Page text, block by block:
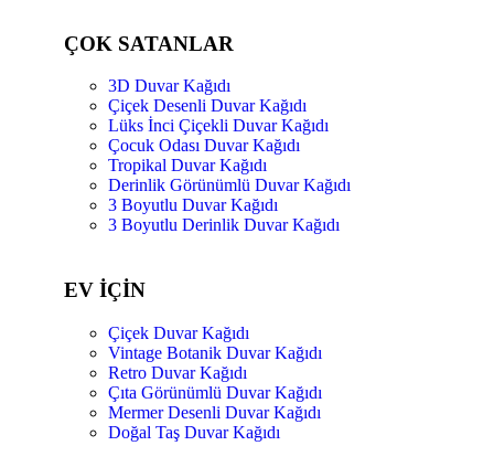
ÇOK SATANLAR
3D Duvar Kağıdı
Çiçek Desenli Duvar Kağıdı
Lüks İnci Çiçekli Duvar Kağıdı
Çocuk Odası Duvar Kağıdı
Tropikal Duvar Kağıdı
Derinlik Görünümlü Duvar Kağıdı
3 Boyutlu Duvar Kağıdı
3 Boyutlu Derinlik Duvar Kağıdı
EV İÇİN
Çiçek Duvar Kağıdı
Vintage Botanik Duvar Kağıdı
Retro Duvar Kağıdı
Çıta Görünümlü Duvar Kağıdı
Mermer Desenli Duvar Kağıdı
Doğal Taş Duvar Kağıdı